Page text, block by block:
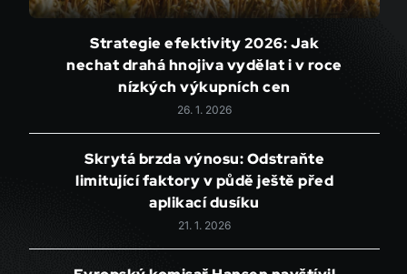
Strategie efektivity 2026: Jak
nechat drahá hnojiva vydělat i v roce
nízkých výkupních cen
26. 1. 2026
Skrytá brzda výnosu: Odstraňte
limitující faktory v půdě ještě před
aplikací dusíku
21. 1. 2026